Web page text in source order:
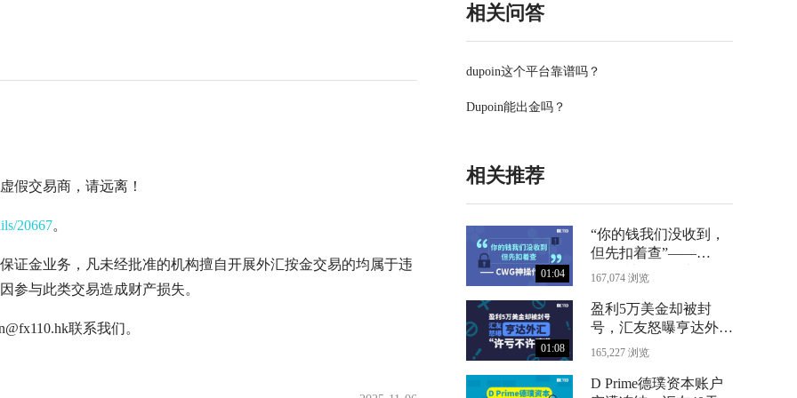
假交易商，请远离！
20667。
证金业务，凡未经批准的机构擅自开展外汇按金交易的均属于违
参与此类交易造成财产损失。
联系我们。
相关问答
dupoin这个平台靠谱吗？
Dupoin能出金吗？
相关推荐
01:04
“你的钱我们没收到，
但先扣着查”——
CWG神操作曝光
167,074 浏览
01:08
盈利5万美金却被封
号，汇友怒曝亨达外汇
“许亏不许赢”
165,227 浏览
D Prime德璞资本账户